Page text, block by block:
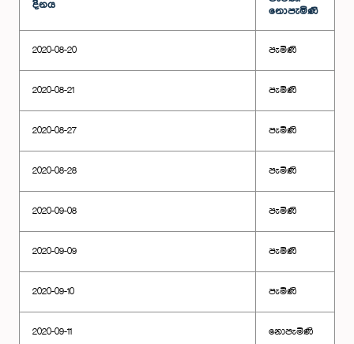
දිනය
නොපැමිණි
2020-08-20 පැමිණි
2020-08-21 පැමිණි
2020-08-27 පැමිණි
2020-08-28 පැමිණි
2020-09-08 පැමිණි
2020-09-09 පැමිණි
2020-09-10 පැමිණි
2020-09-11 නොපැමිණි